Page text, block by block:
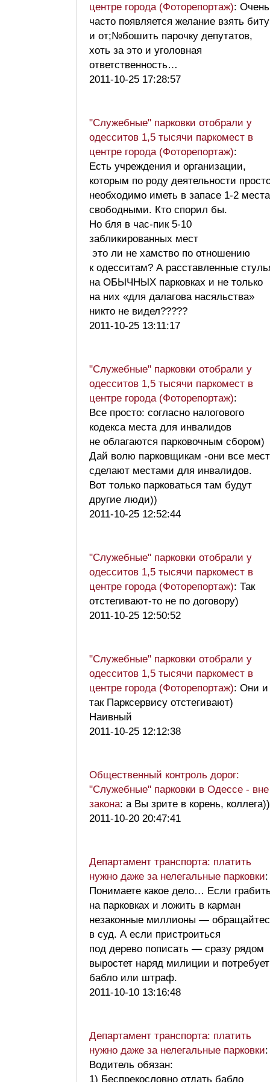
центре города (Фоторепортаж): Очень
часто появляется желание взять биту
и от;№бошить парочку депутатов,
хоть за это и уголовная
ответственность…
2011-10-25 17:28:57
"Служебные" парковки отобрали у
одесситов 1,5 тысячи паркомест в
центре города (Фоторепортаж):
Есть учреждения и организации,
которым по роду деятельности
необходимо иметь в запасе 1-2 места
свободными. Кто спорил бы.
Но бля в час-пик 5-10
забликированных мест
это ли не хамство по отношению
к одесситам? А расставленные
на ОБЫЧНЫХ парковках и не только
на них «для далагова насяльства»
никто не видел?????
2011-10-25 13:11:17
"Служебные" парковки отобрали у
одесситов 1,5 тысячи паркомест в
центре города (Фоторепортаж):
Все просто: согласно налогового
кодекса места для инвалидов
не облагаются парковочным сбором)
Дай волю парковщикам -они все
сделают местами для инвалидов.
Вот только парковаться там будут
другие люди))
2011-10-25 12:52:44
"Служебные" парковки отобрали у
одесситов 1,5 тысячи паркомест в
центре города (Фоторепортаж): Так
отстегивают-то не по договору)
2011-10-25 12:50:52
"Служебные" парковки отобрали у
одесситов 1,5 тысячи паркомест в
центре города (Фоторепортаж): Они и
так Парксервису отстегивают)
Наивный
2011-10-25 12:12:38
Общественный контроль дорог:
"Служебные" парковки в Одессе - вне
закона: а Вы зрите в корень, коллега))
2011-10-20 20:47:41
Департамент транспорта: платить
нужно даже за нелегальные парковки:
Понимаете какое дело… Если
на парковках и ложить в карман
незаконные миллионы —
в суд. А если пристроиться
под дерево пописать — сразу рядом
выростет наряд милиции и потребует
бабло или штраф.
2011-10-10 13:16:48
Департамент транспорта: платить
нужно даже за нелегальные парковки:
Водитель обязан:
1) Беспрекословно отдать бабло